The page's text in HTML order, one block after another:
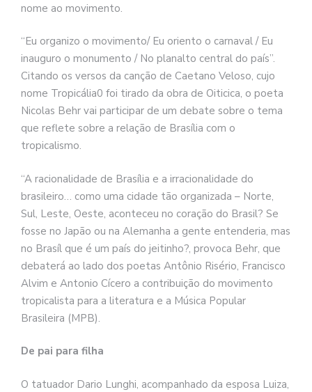
nome ao movimento.
“Eu organizo o movimento/ Eu oriento o carnaval / Eu
inauguro o monumento / No planalto central do país”.
Citando os versos da canção de Caetano Veloso, cujo
nome Tropicália0 foi tirado da obra de Oiticica, o poeta
Nicolas Behr vai participar de um debate sobre o tema
que reflete sobre a relação de Brasília com o
tropicalismo.
“A racionalidade de Brasília e a irracionalidade do
brasileiro… como uma cidade tão organizada – Norte,
Sul, Leste, Oeste, aconteceu no coração do Brasil? Se
fosse no Japão ou na Alemanha a gente entenderia, mas
no Brasíl que é um país do jeitinho?, provoca Behr, que
debaterá ao lado dos poetas Antônio Risério, Francisco
Alvim e Antonio Cícero a contribuição do movimento
tropicalista para a literatura e a Música Popular
Brasileira (MPB).
De pai para filha
O tatuador Dario Lunghi, acompanhado da esposa Luiza,